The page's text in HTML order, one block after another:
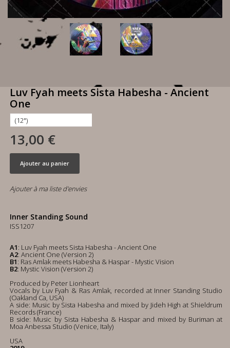
Luv Fyah meets Sista Habesha - Ancient
One
13,00 €
Ajouter au panier
Ajouter à ma liste d'envies
Inner Standing Sound
ISS1207
A1: Luv Fyah meets Sista Habesha - Ancient One
A2: Ancient One (Version 2)
B1: Ras Amlak meets Habesha & Haspar - Mystic Vision
B2: Mystic Vision (Version 2)
Produced by Peter Lionheart
Vocals by Luv Fyah & Ras Amlak, recorded at Inner Standing Studio
(Oakland Ca, USA)
A side: Music by Sista Habesha and mixed by Jideh High at Shieldrum
Records (France)
B side: Music by Sista Habesha & Haspar and mixed by Buriman at
Moa Anbessa Studio (Venice, Italy)
USA